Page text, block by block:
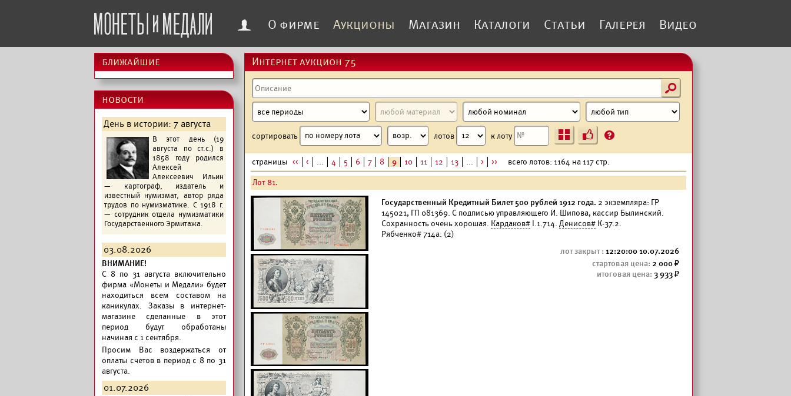
f О фирме Аукционы Магазин Каталоги Статьи Галерея Видео
ближайшие
новости
День в истории: 7 августа
В этот день (19
августа по ст.с.) в
1858 году родился
Алексей
Алексеевич Ильин
— картограф, издатель и
известный нумизмат, автор ряда
трудов по нумизматике. С 1918 г.
— сотрудник отдела нумизматики
Государственного Эрмитажа.
03.08.2026
ВНИМАНИЕ!
C 8 по 31 августа включительно
фирма «Монеты и Медали» будет
находиться всем составом на
каникулах. Заказы в интернет-
магазине сделанные в этот
период будут обработаны
начиная с 1 сентября.
Просим Вас воздержаться от
оплаты счетов в период с 8 по 31
августа.
01.07.2026
Интернет аукцион 75
s
сортировать лотов к лоту Ъ ?
страницы << < ... 4 5 6 7 8 9 10 11 12 13 ... > >> всего лотов: 1164 на 117 стр.
Лот 81.
Государственный Кредитный Билет 500 рублей 1912 года. 2 экземпляра: ГР
145021, ГП 081369. С подписью управляющего И. Шипова, кассир Былинский.
Сохранность очень хорошая. Кардаков# I.1.714. Денисов# К-37.2.
Рябченко# 714а. (2)
12:20:00 10.07.2026
2 000
3 933